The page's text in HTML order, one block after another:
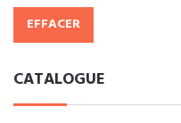
EFFACER
CATALOGUE